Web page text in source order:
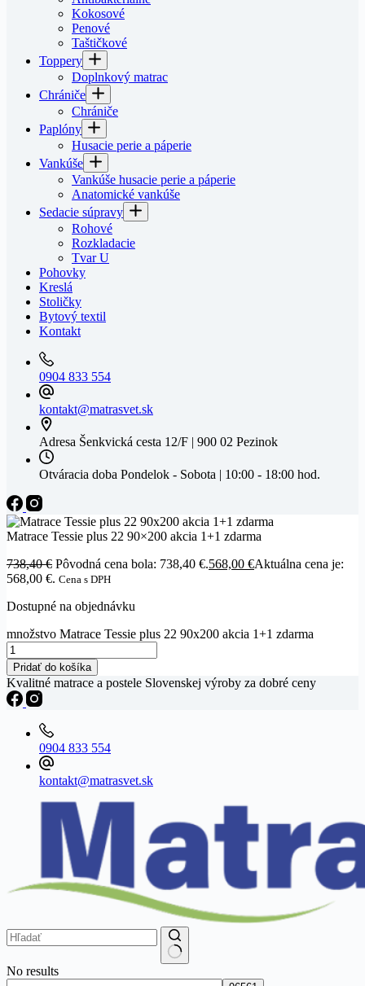
Kokosové
Penové
Taštičkové
Toppery
Doplnkový matrac
Chrániče
Chrániče
Paplóny
Husacie perie a páperie
Vankúše
Vankúše husacie perie a páperie
Anatomické vankúše
Sedacie súpravy
Rohové
Rozkladacie
Tvar U
Pohovky
Kreslá
Stoličky
Bytový textil
Kontakt
0904 833 554
kontakt@matrasvet.sk
Adresa Šenkvická cesta 12/F | 900 02 Pezinok
Otváracia doba Pondelok - Sobota | 10:00 - 18:00 hod.
Matrace Tessie plus 22 90×200 akcia 1+1 zdarma
738,40€ Pôvodná cena bola: 738,40 €.568,00 €Aktuálna cena je:
568,00 €. Cena s DPH
Dostupné na objednávku
množstvo Matrace Tessie plus 22 90x200 akcia 1+1 zdarma
Pridať do košíka
Kvalitné matrace a postele Slovenskej výroby za dobré ceny
0904 833 554
kontakt@matrasvet.sk
No results